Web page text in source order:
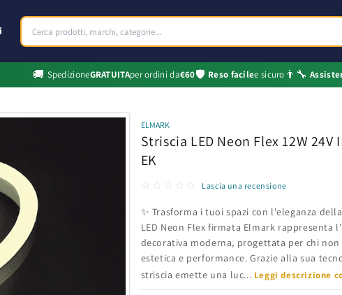
🚚 SpedizioneGRATUITAper ordini da€60🛡️ Reso facilee sicuro 👨‍🔧
ELMARK
Striscia LED Neon Flex 12W 24V
EK
☆☆☆☆☆ Lascia una recensione
✨ Trasforma i tuoi spazi con l'eleganza
LED Neon Flex firmata Elmark
decorativa moderna, progettata per chi
estetica e performance. Grazie alla sua
striscia emette una luc... Leggi descrizione